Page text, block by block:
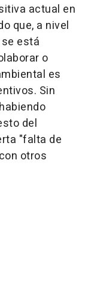
actual en
que, a nivel
está
o
es
Sin
del
"falta de
otros